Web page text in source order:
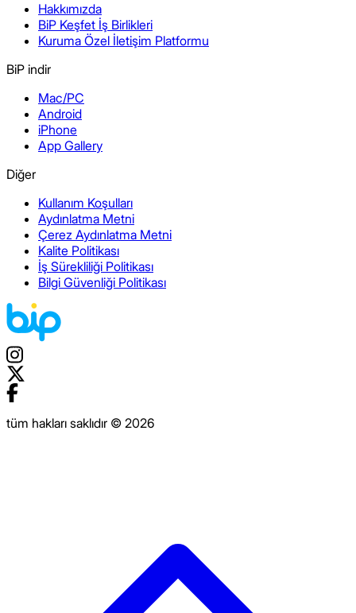
Hakkımızda
BiP Keşfet İş Birlikleri
Kuruma Özel İletişim Platformu
BiP indir
Mac/PC
Android
iPhone
App Gallery
Diğer
Kullanım Koşulları
Aydınlatma Metni
Çerez Aydınlatma Metni
Kalite Politikası
İş Sürekliliği Politikası
Bilgi Güvenliği Politikası
tüm hakları saklıdır © 2026